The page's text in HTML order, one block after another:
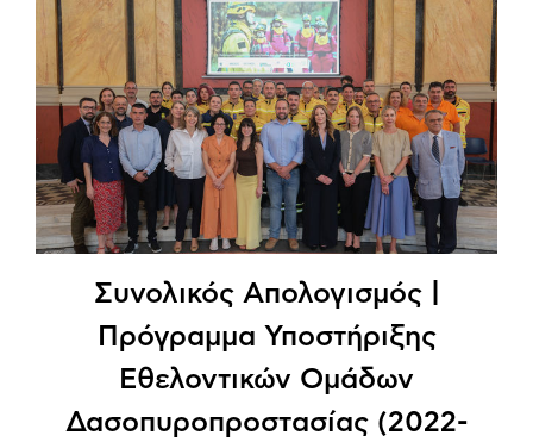
Συνολικός Απολογισμός |
Πρόγραμμα Υποστήριξης
Εθελοντικών Ομάδων
Δασοπυροπροστασίας (2022-